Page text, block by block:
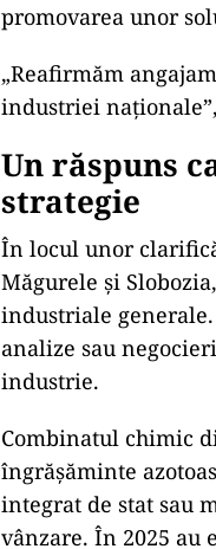
promovarea unor
„Reafirmăm
industriei
Un răspuns
strategie
În locul unor
Măgurele și
industriale
analize sau
industrie.
Combinatul chimic
îngrășăminte
integrat de stat sau
vânzare. În 2025 au